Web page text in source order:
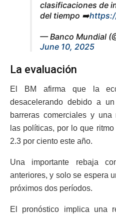
clasificaciones de
del tiempo ➡️
— Banco Mundial
June 10, 2025
La evaluación
El BM afirma que la
desacelerando debido a
barreras comerciales y una
las políticas, por lo que
2.3 por ciento este año.
Una importante rebaja
anteriores, y solo se espera
próximos dos períodos.
El pronóstico implica una